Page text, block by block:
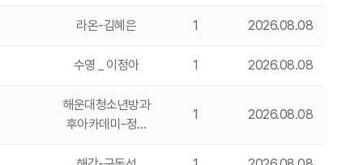
라온-김혜은 1 2026.08.08
수영 _ 이정아 1 2026.08.08
해운대청소년방과
후아카데미-정…
1 2026.08.08